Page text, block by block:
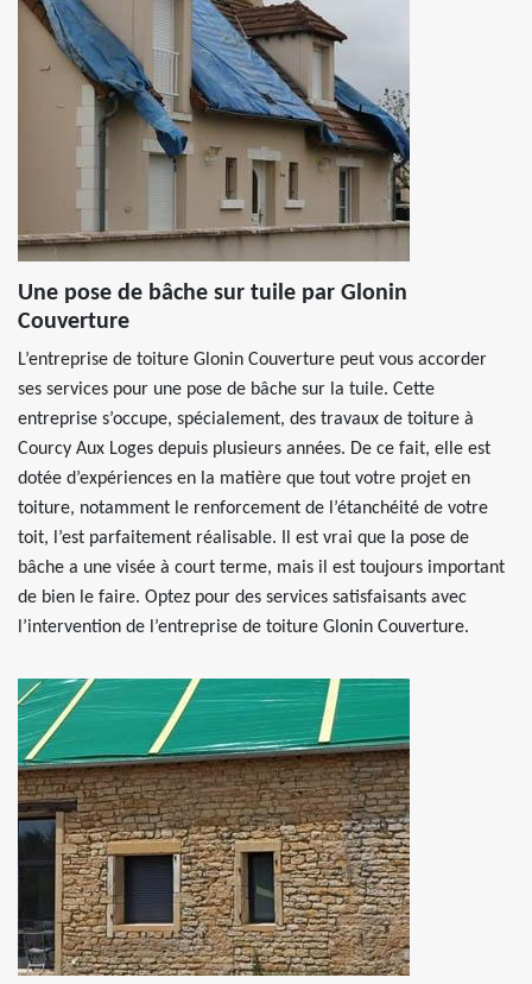
Une pose de bâche sur tuile par Glonin
Couverture
L’entreprise de toiture Glonin Couverture peut vous accorder
ses services pour une pose de bâche sur la tuile. Cette
entreprise s’occupe, spécialement, des travaux de toiture à
Courcy Aux Loges depuis plusieurs années. De ce fait, elle est
dotée d’expériences en la matière que tout votre projet en
toiture, notamment le renforcement de l’étanchéité de votre
toit, l’est parfaitement réalisable. Il est vrai que la pose de
bâche a une visée à court terme, mais il est toujours important
de bien le faire. Optez pour des services satisfaisants avec
l’intervention de l’entreprise de toiture Glonin Couverture.